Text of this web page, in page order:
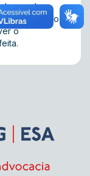
da
e no mérito,
o